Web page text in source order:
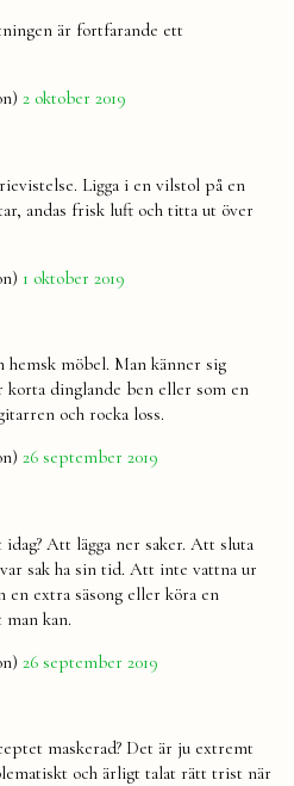
är fortfarande ett
2 oktober 2019
Ligga i en vilstol på en
andas frisk luft och titta ut över
1 oktober 2019
möbel. Man känner sig
dinglande ben eller som en
och rocka loss.
26 september 2019
Att lägga ner saker. Att sluta
sak ha sin tid. Att inte vattna ur
extra säsong eller köra en
kan.
26 september 2019
maskerad? Det är ju extremt
och ärligt talat rätt trist när